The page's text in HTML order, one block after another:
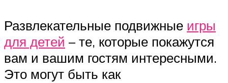
Развлекательные подвижные игры
для детей – те, которые покажутся
вам и вашим гостям интересными.
Это могут быть как